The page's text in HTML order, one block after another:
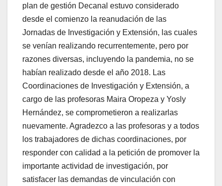
plan de gestión Decanal estuvo considerado
desde el comienzo la reanudación de las
Jornadas de Investigación y Extensión, las cuales
se venían realizando recurrentemente, pero por
razones diversas, incluyendo la pandemia, no se
habían realizado desde el año 2018. Las
Coordinaciones de Investigación y Extensión, a
cargo de las profesoras Maira Oropeza y Yosly
Hernández, se comprometieron a realizarlas
nuevamente. Agradezco a las profesoras y a todos
los trabajadores de dichas coordinaciones, por
responder con calidad a la petición de promover la
importante actividad de investigación, por
satisfacer las demandas de vinculación con